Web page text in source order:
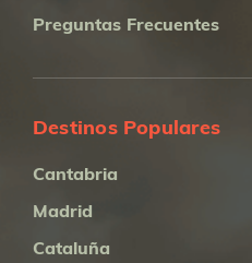
Preguntas Frecuentes
Destinos Populares
Cantabria
Madrid
Cataluña